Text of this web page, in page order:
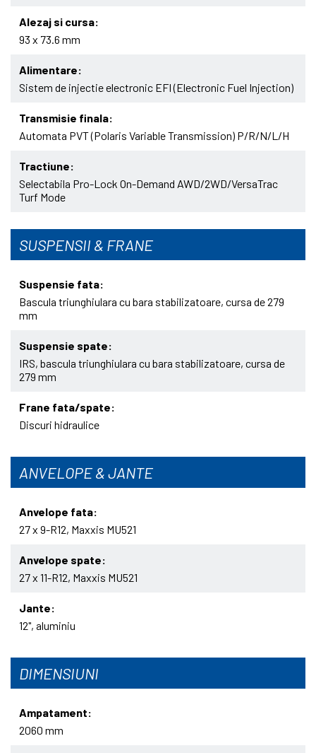
Alezaj si cursa
93 x 73.6 mm
Alimentare
Sistem de injectie electronic EFI (Electronic Fuel Injection)
Transmisie finala
Automata PVT (Polaris Variable Transmission) P/R/N/L/H
Tractiune
Selectabila Pro-Lock On-Demand AWD/2WD/VersaTrac
Turf Mode
SUSPENSII & FRANE
Suspensie fata
Bascula triunghiulara cu bara stabilizatoare, cursa de 279
mm
Suspensie spate
IRS, bascula triunghiulara cu bara stabilizatoare, cursa de
279 mm
Frane fata/spate
Discuri hidraulice
ANVELOPE & JANTE
Anvelope fata
27 x 9-R12, Maxxis MU521
Anvelope spate
27 x 11-R12, Maxxis MU521
Jante
12", aluminiu
DIMENSIUNI
Ampatament
2060 mm